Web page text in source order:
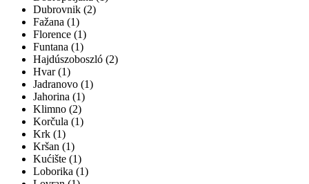
Dubrovnik (2)
Fažana (1)
Florence (1)
Funtana (1)
Hajdúszoboszló (2)
Hvar (1)
Jadranovo (1)
Jahorina (1)
Klimno (2)
Korčula (1)
Krk (1)
Kršan (1)
Kućište (1)
Loborika (1)